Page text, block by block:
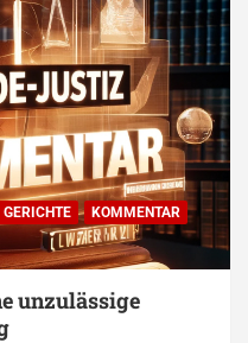
GERICHTE
KOMMENTAR
unzulässige